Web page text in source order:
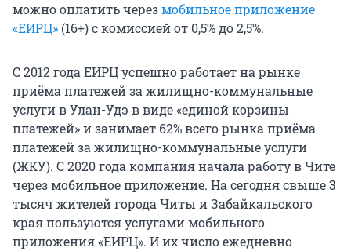
можно оплатить черезмобильное приложение
«ЕИРЦ» (16+) с комиссией от 0,5% до 2,5%.
С 2012 года ЕИРЦ успешно работает на рынке
приёма платежей за жилищно-коммунальные
услуги в Улан-Удэ в виде «единой корзины
платежей» и занимает 62% всего рынка приёма
платежей за жилищно-коммунальные услуги
(ЖКУ). С 2020 года компания начала работу в Чите
через мобильное приложение. На сегодня свыше 3
тысяч жителей города Читы и Забайкальского
края пользуются услугами мобильного
приложения «ЕИРЦ». И их число ежедневно